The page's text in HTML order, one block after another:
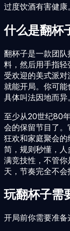
过度饮酒有害健康
什么是翻杯
翻杯子是一款团
料，然后用手指
受欢迎的美式派
就能开局。你可
具体叫法因地而异。
至少从20世纪80
会的保留节目了
狂欢和家庭聚会
简，规则秒懂，
满竞技性，不管
天，节奏完全不会
玩翻杯子需
开局前你需要准备